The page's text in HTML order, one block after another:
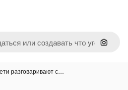
Поиск
разговаривают с…